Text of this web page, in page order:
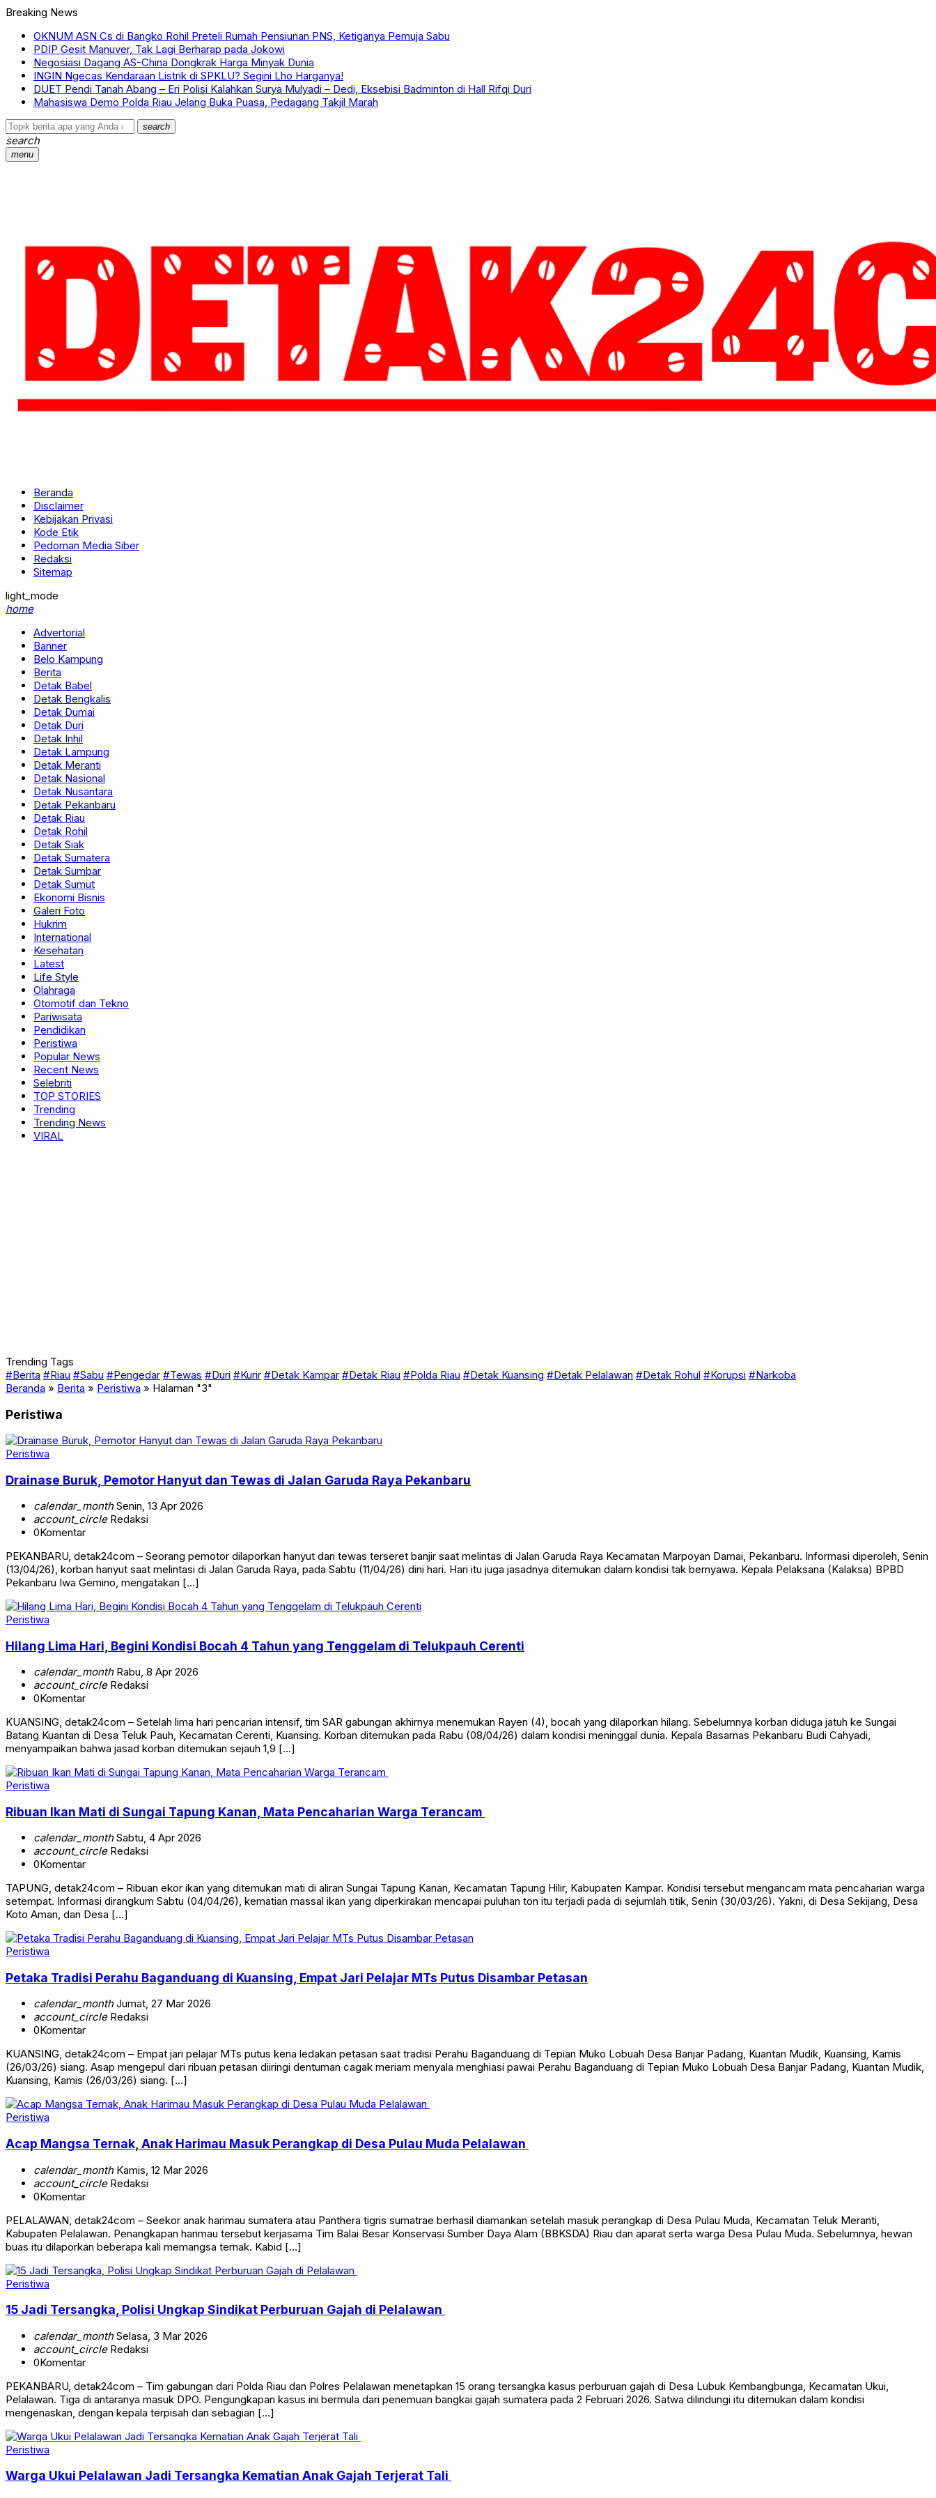
Breaking News
OKNUM ASN Cs di Bangko Rohil Preteli Rumah Pensiunan PNS, Ketiganya Pemuja Sabu
PDIP Gesit Manuver, Tak Lagi Berharap pada Jokowi
Negosiasi Dagang AS-China Dongkrak Harga Minyak Dunia
INGIN Ngecas Kendaraan Listrik di SPKLU? Segini Lho Harganya!
DUET Pendi Tanah Abang – Eri Polisi Kalahkan Surya Mulyadi – Dedi, Eksebisi Badminton di Hall Rifqi Duri
Mahasiswa Demo Polda Riau Jelang Buka Puasa, Pedagang Takjil Marah
search
search
menu
Beranda
Disclaimer
Kebijakan Privasi
Kode Etik
Pedoman Media Siber
Redaksi
Sitemap
light_mode
home
Advertorial
Banner
Belo Kampung
Berita
Detak Babel
Detak Bengkalis
Detak Dumai
Detak Duri
Detak Inhil
Detak Lampung
Detak Meranti
Detak Nasional
Detak Nusantara
Detak Pekanbaru
Detak Riau
Detak Rohil
Detak Siak
Detak Sumatera
Detak Sumbar
Detak Sumut
Ekonomi Bisnis
Galeri Foto
Hukrim
International
Kesehatan
Latest
Life Style
Olahraga
Otomotif dan Tekno
Pariwisata
Pendidikan
Peristiwa
Popular News
Recent News
Selebriti
TOP STORIES
Trending
Trending News
VIRAL
Trending Tags
#Berita #Riau #Sabu #Pengedar #Tewas #Duri #Kurir #Detak Kampar #Detak Riau #Polda Riau #Detak Kuansing #Detak Pelalawan #Detak Rohul #Korupsi #Narkoba
Beranda » Berita » Peristiwa » Halaman "3"
Peristiwa
Peristiwa
Drainase Buruk, Pemotor Hanyut dan Tewas di Jalan Garuda Raya Pekanbaru
calendar_monthSenin, 13 Apr 2026
account_circleRedaksi
0Komentar
PEKANBARU, detak24com – Seorang pemotor dilaporkan hanyut dan tewas terseret banjir saat melintas di Jalan Garuda Raya Kecamatan Marpoyan Damai, Pekanbaru. Informasi diperoleh, Senin
(13/04/26), korban hanyut saat melintasi di Jalan Garuda Raya, pada Sabtu (11/04/26) dini hari. Hari itu juga jasadnya ditemukan dalam kondisi tak bernyawa. Kepala Pelaksana (Kalaksa) BPBD
Pekanbaru Iwa Gemino, mengatakan […]
Peristiwa
Hilang Lima Hari, Begini Kondisi Bocah 4 Tahun yang Tenggelam di Telukpauh Cerenti
calendar_monthRabu, 8 Apr 2026
account_circleRedaksi
0Komentar
KUANSING, detak24com – Setelah lima hari pencarian intensif, tim SAR gabungan akhirnya menemukan Rayen (4), bocah yang dilaporkan hilang. Sebelumnya korban diduga jatuh ke Sungai
Batang Kuantan di Desa Teluk Pauh, Kecamatan Cerenti, Kuansing. Korban ditemukan pada Rabu (08/04/26) dalam kondisi meninggal dunia. Kepala Basarnas Pekanbaru Budi Cahyadi,
menyampaikan bahwa jasad korban ditemukan sejauh 1,9 […]
Peristiwa
Ribuan Ikan Mati di Sungai Tapung Kanan, Mata Pencaharian Warga Terancam
calendar_monthSabtu, 4 Apr 2026
account_circleRedaksi
0Komentar
TAPUNG, detak24com – Ribuan ekor ikan yang ditemukan mati di aliran Sungai Tapung Kanan, Kecamatan Tapung Hilir, Kabupaten Kampar. Kondisi tersebut mengancam mata pencaharian warga
setempat. Informasi dirangkum Sabtu (04/04/26), kematian massal ikan yang diperkirakan mencapai puluhan ton itu terjadi pada di sejumlah titik, Senin (30/03/26). Yakni, di Desa Sekijang, Desa
Koto Aman, dan Desa […]
Peristiwa
Petaka Tradisi Perahu Baganduang di Kuansing, Empat Jari Pelajar MTs Putus Disambar Petasan
calendar_monthJumat, 27 Mar 2026
account_circleRedaksi
0Komentar
KUANSING, detak24com – Empat jari pelajar MTs putus kena ledakan petasan saat tradisi Perahu Baganduang di Tepian Muko Lobuah Desa Banjar Padang, Kuantan Mudik, Kuansing, Kamis
(26/03/26) siang. Asap mengepul dari ribuan petasan diiringi dentuman cagak meriam menyala menghiasi pawai Perahu Baganduang di Tepian Muko Lobuah Desa Banjar Padang, Kuantan Mudik,
Kuansing, Kamis (26/03/26) siang. […]
Peristiwa
Acap Mangsa Ternak, Anak Harimau Masuk Perangkap di Desa Pulau Muda Pelalawan
calendar_monthKamis, 12 Mar 2026
account_circleRedaksi
0Komentar
PELALAWAN, detak24com – Seekor anak harimau sumatera atau Panthera tigris sumatrae berhasil diamankan setelah masuk perangkap di Desa Pulau Muda, Kecamatan Teluk Meranti,
Kabupaten Pelalawan. Penangkapan harimau tersebut kerjasama Tim Balai Besar Konservasi Sumber Daya Alam (BBKSDA) Riau dan aparat serta warga Desa Pulau Muda. Sebelumnya, hewan
buas itu dilaporkan beberapa kali memangsa ternak. Kabid […]
Peristiwa
15 Jadi Tersangka, Polisi Ungkap Sindikat Perburuan Gajah di Pelalawan
calendar_monthSelasa, 3 Mar 2026
account_circleRedaksi
0Komentar
PEKANBARU, detak24com – Tim gabungan dari Polda Riau dan Polres Pelalawan menetapkan 15 orang tersangka kasus perburuan gajah di Desa Lubuk Kembangbunga, Kecamatan Ukui,
Pelalawan. Tiga di antaranya masuk DPO. Pengungkapan kasus ini bermula dari penemuan bangkai gajah sumatera pada 2 Februari 2026. Satwa dilindungi itu ditemukan dalam kondisi
mengenaskan, dengan kepala terpisah dan sebagian […]
Peristiwa
Warga Ukui Pelalawan Jadi Tersangka Kematian Anak Gajah Terjerat Tali